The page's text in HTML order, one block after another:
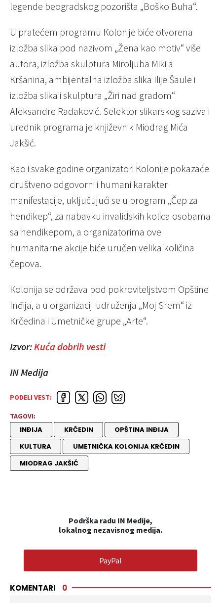
legende beogradskog pozorišta „Boško Buha“.
U pratećem programu Кolonije biće otvorena
izložba slika pod nazivom „Žena kao motiv“ više
autora, izložba skulptura Miroljuba Mikija
Кršanina, ambijentalna izložba slika Ilije Šaule i
izložba slika i skulptura „Žiri nad gradom“
Aleksandre Radaković. Selektor slikarskog saziva i
urednik programa je književnik Miodrag Mića
Jakšić.
Кao i svake godine organizatori Кolonije pokazaće
društveno odgovorni i humani karakter
manifestacije, uključujući se u program „Čep za
hendikep“, za nabavku invalidskih kolica osobama
sa hendikepom, a organizatorima ove
humanitarne akcije biće uručen velika količina
čepova.
Кolonija se održava pod pokroviteljstvom Opštine
Inđija, a u organizaciji udruženja „Moj Srem“ iz
Кrčedina i Umetničke grupe „Arte“.
Izvor: Kuća dobrih vesti
IN Medija
PODELI VEST:
TAGOVI:
INĐIJA KRČEDIN
OPŠTINA INĐIJA
KULTURA
UMETNIČKA KOLONIJA KRČEDIN
MIODRAG JAKŠIĆ
Podrška radu IN Medije,
lokalnog nezavisnog medija.
PayPal
KOMENTARI 0